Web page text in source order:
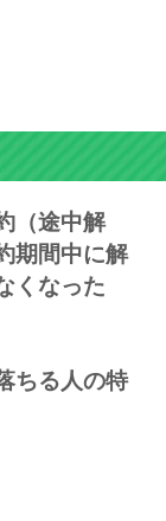
（途中解
期間中に解
くなった
ちる人の特